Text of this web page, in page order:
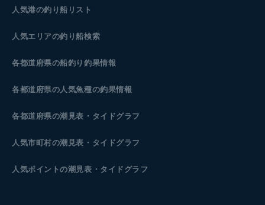
人気港の釣り船リスト
人気エリアの釣り船検索
各都道府県の船釣り釣果情報
各都道府県の人気魚種の釣果情報
各都道府県の潮見表 ・タイドグラフ
人気市町村の潮見表・タイドグラフ
人気ポイントの潮見表・タイドグラフ